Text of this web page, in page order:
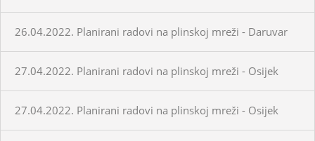
26.04.2022. Planirani radovi na plinskoj mreži - Daruvar
27.04.2022. Planirani radovi na plinskoj mreži - Osijek
27.04.2022. Planirani radovi na plinskoj mreži - Osijek